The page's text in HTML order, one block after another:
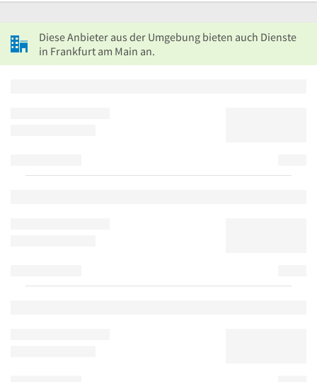
Diese Anbieter aus der Umgebung bieten auch Dienste
in Frankfurt am Main an.